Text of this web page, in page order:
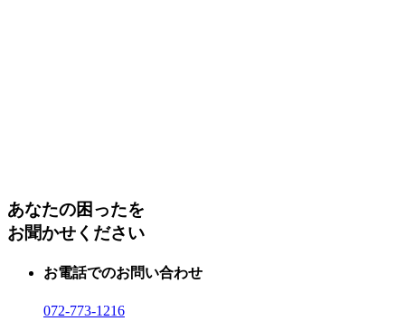
あなたの困ったを
お聞かせください
お電話でのお問い合わせ
072-773-1216